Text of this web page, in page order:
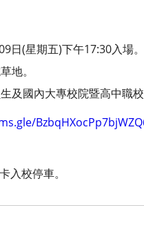
日(星期五)下午17:30入場。
地。
及國內大專校院暨高中職校
入校停車。